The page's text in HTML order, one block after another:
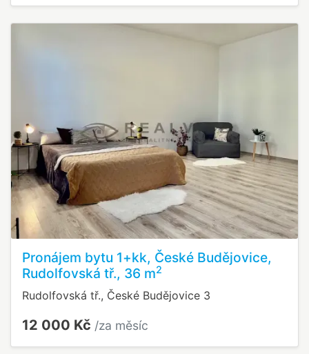
Pronájem bytu 1+kk, České Budějovice,
Rudolfovská tř., 36 m2
Rudolfovská tř., České Budějovice 3
12 000 Kč /za měsíc